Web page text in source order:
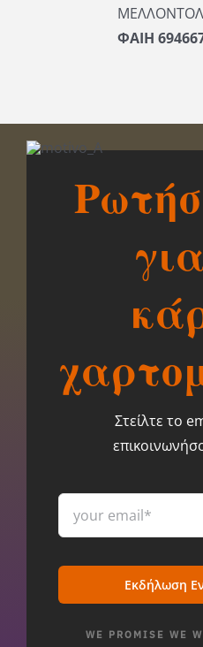
ΦΑΙΗ
Στείλτε το
Εκδήλωση
WE PROMISE WE